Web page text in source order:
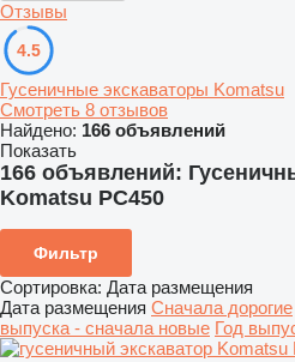
Отзывы
4.5
Гусеничные экскаваторы Komatsu
Смотреть 8 отзывов
Найдено: 166 объявлений
Показать
166 объявлений:
Komatsu PC450
Фильтр
Сортировка: Дата размещения
Дата размещения Сначала дорогие
выпуска - сначала новые Год